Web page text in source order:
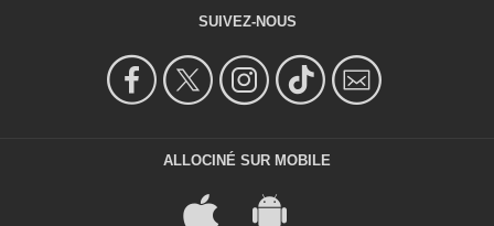
SUIVEZ-NOUS
ALLOCINÉ SUR MOBILE